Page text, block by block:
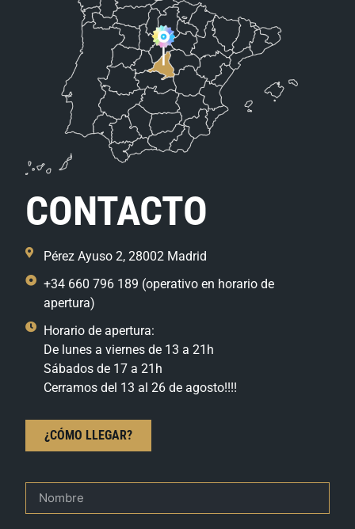
CONTACTO
Pérez Ayuso 2, 28002 Madrid
+34 660 796 189 (operativo en horario de
apertura)
Horario de apertura:
De lunes a viernes de 13 a 21h
Sábados de 17 a 21h
Cerramos del 13 al 26 de agosto!!!!
¿CÓMO LLEGAR?